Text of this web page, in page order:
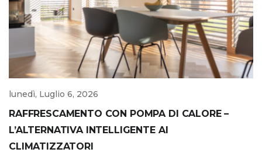
lunedì, Luglio 6, 2026
RAFFRESCAMENTO CON POMPA DI CALORE –
L’ALTERNATIVA INTELLIGENTE AI
CLIMATIZZATORI